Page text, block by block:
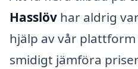
Hasslöv har aldrig
hjälp av vår
smidigt jämföra